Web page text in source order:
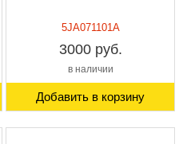
5JA071101A
3000 руб.
в наличии
Добавить в корзину